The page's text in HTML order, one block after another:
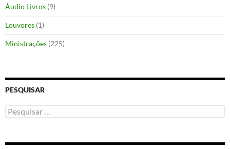
Áudio Livros (9)
Louvores (1)
Ministrações (225)
PESQUISAR
Pesquisar
por: